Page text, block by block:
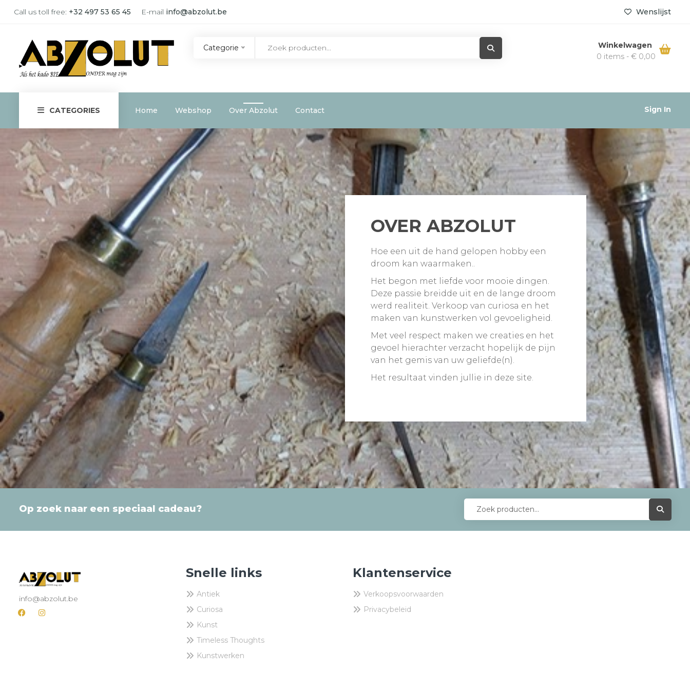
Call us toll free: +32 497 53 65 45 E-mail info@abzolut.be Wenslijst
Categorie
Winkelwagen
0 items - €0,00
CATEGORIES Home Webshop Over Abzolut Contact Sign In
OVER ABZOLUT
Hoe een uit de hand gelopen hobby een
droom kan waarmaken..
Het begon met liefde voor mooie dingen.
Deze passie breidde uit en de lange droom
werd realiteit. Verkoop van curiosa en het
maken van kunstwerken vol gevoeligheid.
Met veel respect maken we creaties en het
gevoel hierachter verzacht hopelijk de pijn
van het gemis van uw geliefde(n).
Het resultaat vinden jullie in deze site.
Op zoek naar een speciaal cadeau?
info@abzolut.be
Snelle links
Antiek
Curiosa
Kunst
Timeless Thoughts
Kunstwerken
Klantenservice
Verkoopsvoorwaarden
Privacybeleid